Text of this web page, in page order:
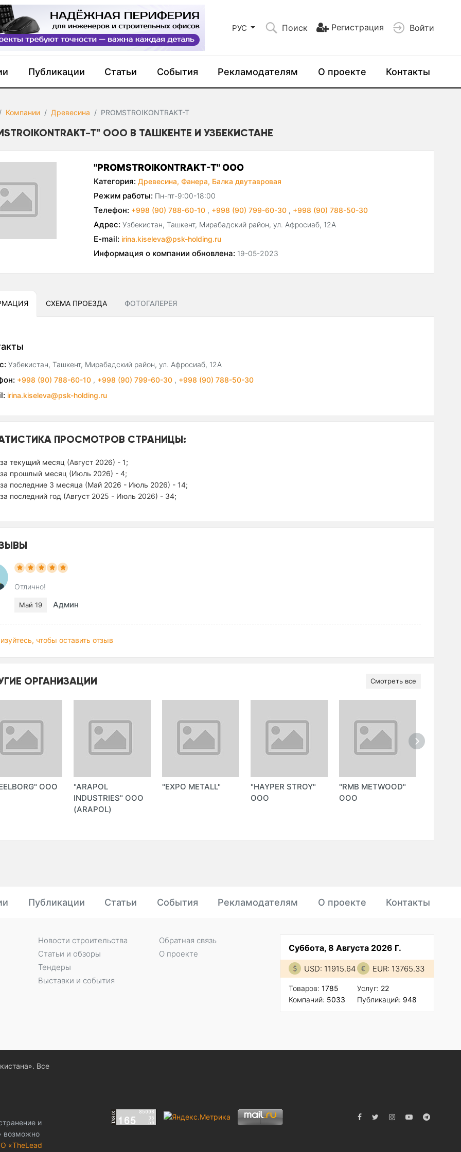
РУС Поиск Регистрация Войти
Публикации Статьи События Рекламодателям О проекте Контакты
Компании Древесина PROMSTROIKONTRAKT-T
T" ООО В ТАШКЕНТЕ И УЗБЕКИСТАНЕ
"PROMSTROIKONTRAKT-T" ООО
Категория: Древесина, Фанера, Балка двутавровая
Режим работы: Пн-пт-9:00-18:00
Телефон: +998 (90) 788-60-10 , +998 (90) 799-60-30 , +998 (90) 788-50-30
Адрес: Узбекистан, Ташкент, Мирабадский район, ул. Афросиаб, 12А
E-mail: irina.kiseleva@psk-holding.ru
Информация о компании обновлена: 19-05-2023
СХЕМА ПРОЕЗДА ФОТОГАЛЕРЕЯ
Узбекистан, Ташкент, Мирабадский район, ул. Афросиаб, 12А
+998 (90) 788-60-10 , +998 (90) 799-60-30 , +998 (90) 788-50-30
irina.kiseleva@psk-holding.ru
ПРОСМОТРОВ СТРАНИЦЫ:
за текущий месяц (Август 2026) - 1;
за прошлый месяц (Июль 2026) - 4;
за последние 3 месяца (Май 2026 - Июль 2026) - 14;
за последний год (Август 2025 - Июль 2026) - 34;
Отлично!
Май 19 Админ
чтобы оставить отзыв
ОРГАНИЗАЦИИ Смотреть все
ООО
"ARAPOL
INDUSTRIES" ООО
(ARAPOL)
"EXPO METALL"
"HAYPER STROY"
ООО
"RMB METWOOD"
ООО
Публикации Статьи События Рекламодателям О проекте Контакты
Суббота, 8 Августа 2026 Г.
USD: 11915.64 EUR: 13765.33
Товаров: 1785
Компаний: 5033
Услуг: 22
Публикаций: 948
Новости строительства
Статьи и обзоры
Тендеры
Выставки и события
Обратная связь
О проекте
Все
и
возможно
«TheLead